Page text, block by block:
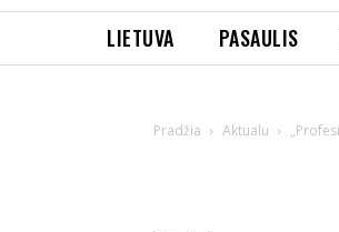
LIETUVA PASAULIS
Pradžia Aktualu